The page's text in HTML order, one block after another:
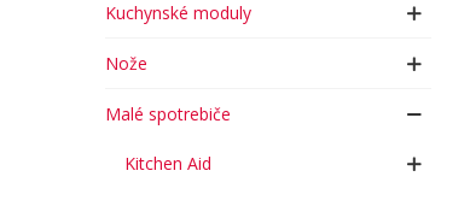
Kuchynské moduly
Nože
Malé spotrebiče
Kitchen Aid